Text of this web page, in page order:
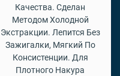
Качества. Сделан
Методом Холодной
Экстракции. Лепится Без
Зажигалки, Мягкий По
Консистенции. Для
Плотного Накура